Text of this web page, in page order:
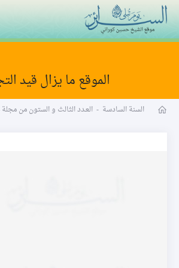
البث المباشر
الموقع ما يزال قيد
السنة السادسة - العـدد الثالث و الستون من